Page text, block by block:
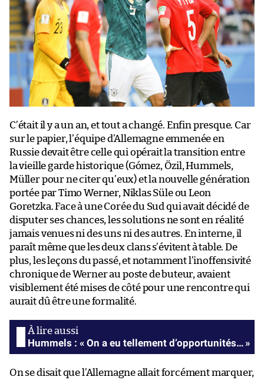
C’était il y a un an, et tout a changé. Enfin presque. Car
sur le papier, l’équipe d’Allemagne emmenée en
Russie devait être celle qui opérait la transition entre
la vieille garde historique (Gómez, Özil, Hummels,
Müller pour ne citer qu’eux) et la nouvelle génération
portée par Timo Werner, Niklas Süle ou Leon
Goretzka. Face à une Corée du Sud qui avait décidé de
disputer ses chances, les solutions ne sont en réalité
jamais venues ni des uns ni des autres. En interne, il
paraît même que les deux clans s’évitent à table. De
plus, les leçons du passé, et notamment l’inoffensivité
chronique de Werner au poste de buteur, avaient
visiblement été mises de côté pour une rencontre qui
aurait dû être une formalité.
Hummels : « On a eu tellement d’opportunités… »
On se disait que l’Allemagne allait forcément marquer,